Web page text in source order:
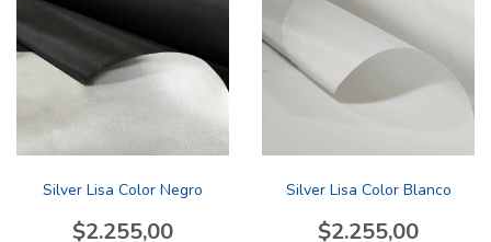
Silver Lisa Color Negro
$2.255,00
Silver Lisa Color Blanco
$2.255,00